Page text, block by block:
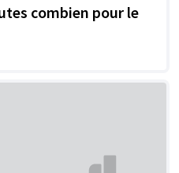
combien pour le